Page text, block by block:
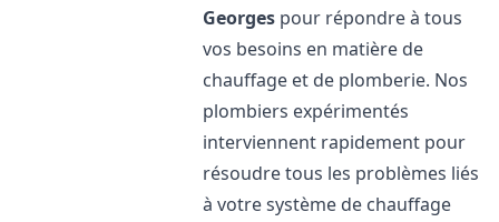
Georges pour répondre à tous
vos besoins en matière de
chauffage et de plomberie. Nos
plombiers expérimentés
interviennent rapidement pour
résoudre tous les problèmes liés
à votre système de chauffage